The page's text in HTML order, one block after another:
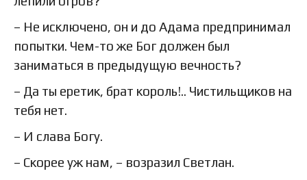
– Не исключено, он и до Адама предпринимал
попытки. Чем-то же Бог должен был
заниматься в предыдущую вечность?
– Да ты еретик, брат король!.. Чистильщиков на
тебя нет.
– И слава Богу.
– Скорее уж нам, – возразил Светлан.